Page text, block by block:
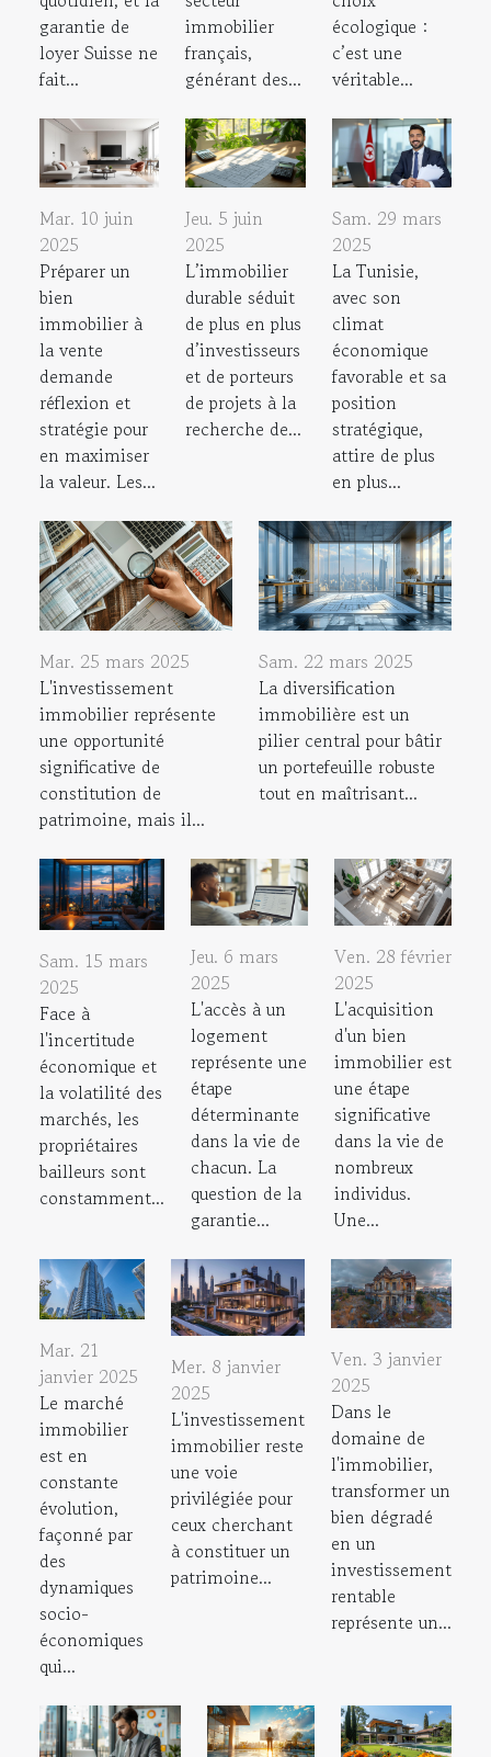
garantie de
loyer Suisse ne
fait...
immobilier
français,
générant des...
écologique :
c’est une
véritable...
Mar. 10 juin
2025
Préparer un
bien
immobilier à
la vente
demande
réflexion et
stratégie pour
en maximiser
la valeur. Les...
Jeu. 5 juin
2025
L’immobilier
durable séduit
de plus en plus
d’investisseurs
et de porteurs
de projets à la
recherche de...
Sam. 29 mars
2025
La Tunisie,
avec son
climat
économique
favorable et sa
position
stratégique,
attire de plus
en plus...
Mar. 25 mars 2025
L'investissement
immobilier représente
une opportunité
significative de
constitution de
patrimoine, mais il...
Sam. 22 mars 2025
La diversification
immobilière est un
pilier central pour bâtir
un portefeuille robuste
tout en maîtrisant...
Sam. 15 mars
2025
Face à
l'incertitude
économique et
la volatilité des
marchés, les
propriétaires
bailleurs sont
constamment...
Jeu. 6 mars
2025
L'accès à un
logement
représente une
étape
déterminante
dans la vie de
chacun. La
question de la
garantie...
Ven. 28 février
2025
L'acquisition
d'un bien
immobilier est
une étape
significative
dans la vie de
nombreux
individus.
Une...
Mar. 21
janvier 2025
Le marché
immobilier
est en
constante
évolution,
façonné par
des
dynamiques
socio-
économiques
qui...
Mer. 8 janvier
2025
L'investissement
immobilier reste
une voie
privilégiée pour
ceux cherchant
à constituer un
patrimoine...
Ven. 3 janvier
2025
Dans le
domaine de
l'immobilier,
transformer un
bien dégradé
en un
investissement
rentable
représente un...